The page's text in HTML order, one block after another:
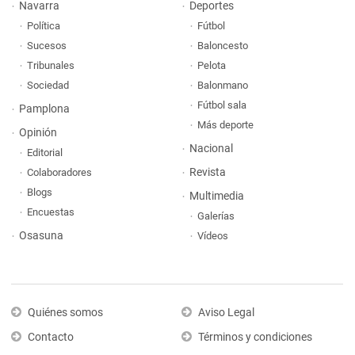
Navarra
Política
Sucesos
Tribunales
Sociedad
Pamplona
Opinión
Editorial
Colaboradores
Blogs
Encuestas
Osasuna
Deportes
Fútbol
Baloncesto
Pelota
Balonmano
Fútbol sala
Más deporte
Nacional
Revista
Multimedia
Galerías
Vídeos
Quiénes somos
Contacto
Aviso Legal
Términos y condiciones